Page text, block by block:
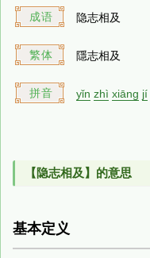
成语 隐志相及
繁体 隱志相及
拼音 yǐn zhì xiāng jí
【隐志相及】的意思
基本定义